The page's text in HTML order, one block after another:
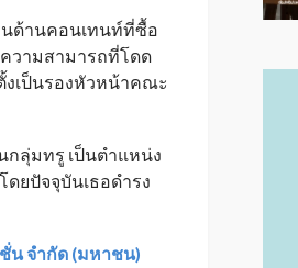
นด้านคอนเทนท์ที่ซื้อ
ความสามารถที่โดด
เป็นรองหัวหน้าคณะ
กลุ่มทรู เป็นตำแหน่ง
ยปัจจุบันเธอดำรง
น จำกัด (มหาชน)